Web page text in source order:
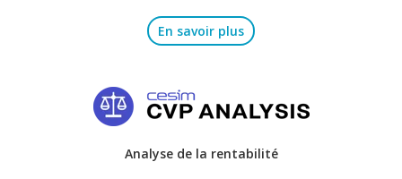
En savoir plus
Analyse de la rentabilité